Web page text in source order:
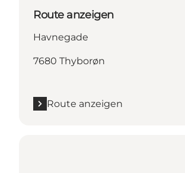
Route anzeigen
Havnegade
7680 Thyborøn
Route anzeigen